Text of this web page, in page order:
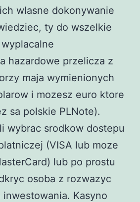
wlasne dokonywanie
ty do wszelkie
hazardowe przelicza z
maja wymienionych
i mozesz euro ktore
sa polskie PLNote).
wybrac srodkow dostepu
(VISA lub moze
lub po prostu
osoba z rozwazyc
Kasyno